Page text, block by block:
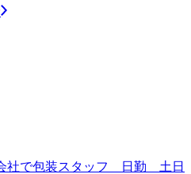
社で包装スタッフ 日勤 土日